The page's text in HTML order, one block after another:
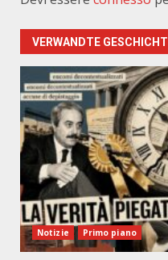
VERWANDTE
Notizie Primo piano